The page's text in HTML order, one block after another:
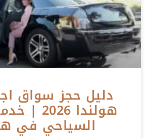
دليل حجز سواق
هولندا
السياحي في